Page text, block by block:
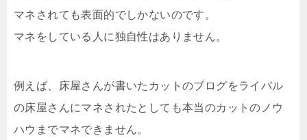
マネされても表面的でしかないのです。
マネをしている人に独自性はありません。
例えば、床屋さんが書いたカットのブログをライバル
の床屋さんにマネされたとしても本当のカットのノウ
ハウまでマネできません。